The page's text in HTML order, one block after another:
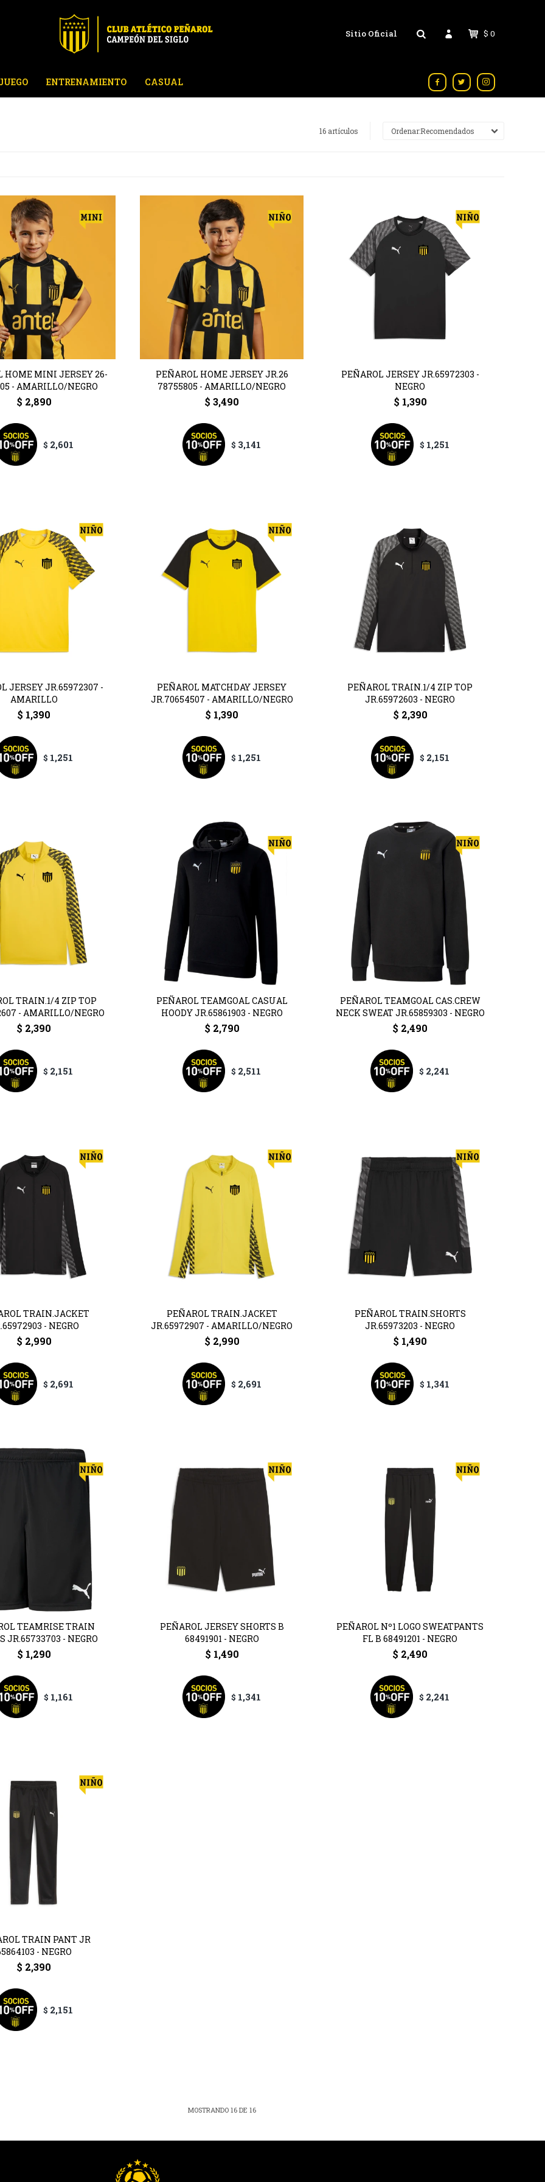
ENTRENAMIENTO CASUAL
$ 0
  
Sitio Oficial
16 artículos Recomendados
HOME MINI JERSEY 26-
- AMARILLO/NEGRO
$ 2,890
$ 2,601
PEÑAROL HOME JERSEY JR.26
78755805 - AMARILLO/NEGRO
$ 3,490
$ 3,141
PEÑAROL JERSEY JR.65972303 -
NEGRO
$ 1,390
$ 1,251
JERSEY JR.65972307 -
AMARILLO
$ 1,390
$ 1,251
PEÑAROL MATCHDAY JERSEY
JR.70654507 - AMARILLO/NEGRO
$ 1,390
$ 1,251
PEÑAROL TRAIN.1/4 ZIP TOP
JR.65972603 - NEGRO
$ 2,390
$ 2,151
TRAIN.1/4 ZIP TOP
- AMARILLO/NEGRO
$ 2,390
$ 2,151
PEÑAROL TEAMGOAL CASUAL
HOODY JR.65861903 - NEGRO
$ 2,790
$ 2,511
PEÑAROL TEAMGOAL CAS.CREW
NECK SWEAT JR.65859303 - NEGRO
$ 2,490
$ 2,241
TRAIN.JACKET
- NEGRO
$ 2,990
$ 2,691
PEÑAROL TRAIN.JACKET
JR.65972907 - AMARILLO/NEGRO
$ 2,990
$ 2,691
PEÑAROL TRAIN.SHORTS
JR.65973203 - NEGRO
$ 1,490
$ 1,341
TEAMRISE TRAIN
JR.65733703 - NEGRO
$ 1,290
$ 1,161
PEÑAROL JERSEY SHORTS B
68491901 - NEGRO
$ 1,490
$ 1,341
PEÑAROL Nº1 LOGO SWEATPANTS
FL B 68491201 - NEGRO
$ 2,490
$ 2,241
TRAIN PANT JR
- NEGRO
$ 2,390
$ 2,151
MOSTRANDO 16DE 16